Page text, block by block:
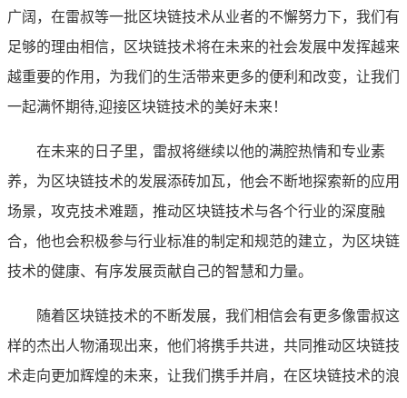
广阔，在雷叔等一批区块链技术从业者的不懈努力下，我们有
足够的理由相信，区块链技术将在未来的社会发展中发挥越来
越重要的作用，为我们的生活带来更多的便利和改变，让我们
一起满怀期待,迎接区块链技术的美好未来！
在未来的日子里，雷叔将继续以他的满腔热情和专业素
养，为区块链技术的发展添砖加瓦，他会不断地探索新的应用
场景，攻克技术难题，推动区块链技术与各个行业的深度融
合，他也会积极参与行业标准的制定和规范的建立，为区块链
技术的健康、有序发展贡献自己的智慧和力量。
随着区块链技术的不断发展，我们相信会有更多像雷叔这
样的杰出人物涌现出来，他们将携手共进，共同推动区块链技
术走向更加辉煌的未来，让我们携手并肩，在区块链技术的浪